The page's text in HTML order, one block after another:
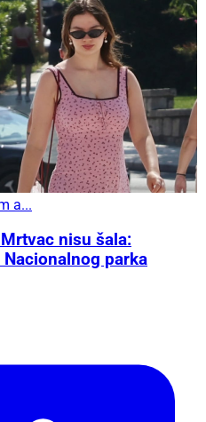
a...
nisu šala:
parka